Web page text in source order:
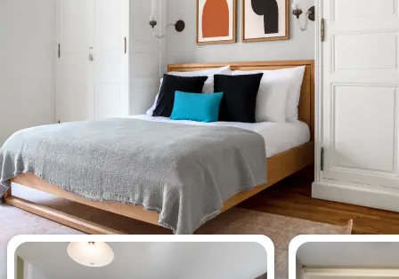
Appartements les plus vus cette
semaine